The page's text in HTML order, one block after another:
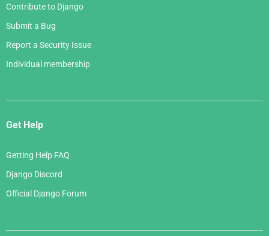
Contribute to Django
Submit a Bug
Report a Security Issue
Individual membership
Get Help
Getting Help FAQ
Django Discord
Official Django Forum